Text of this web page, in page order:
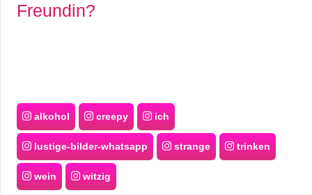
Freundin?
alkohol creepy ich
lustige-bilder-whatsapp strange trinken
wein witzig